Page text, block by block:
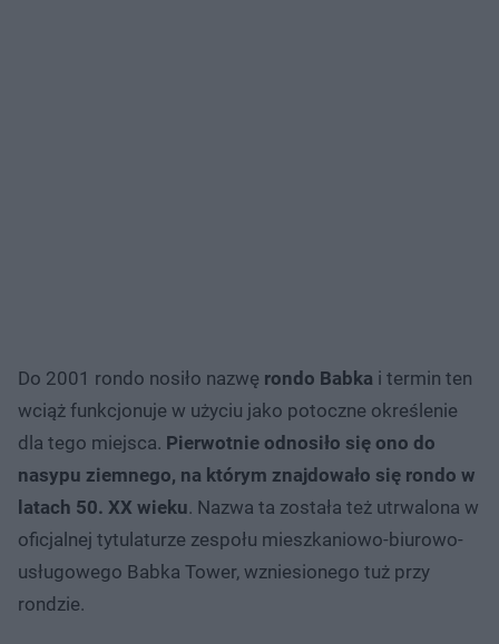
Do 2001 rondo nosiło nazwę rondo Babka i termin ten
wciąż funkcjonuje w użyciu jako potoczne określenie
dla tego miejsca. Pierwotnie odnosiło się ono do
nasypu ziemnego, na którym znajdowało się rondo w
latach 50. XX wieku. Nazwa ta została też utrwalona w
oficjalnej tytulaturze zespołu mieszkaniowo-biurowo-
usługowego Babka Tower, wzniesionego tuż przy
rondzie.